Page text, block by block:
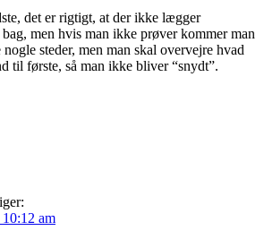
det er rigtigt, at der ikke lægger
men hvis man ikke prøver kommer man
steder, men man skal overvejre hvad
til første, så man ikke bliver “snydt”.
am